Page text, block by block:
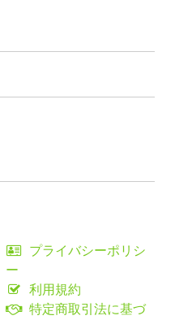
プライバシーポリシ
ー
利用規約
特定商取引法に基づ